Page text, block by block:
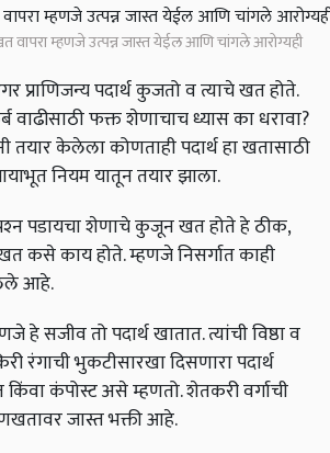
वापरा म्हणजे उत्पन्न जास्त येईल आणि चांगले आरोग्यही
प्राणिजन्य पदार्थ कुजतो व त्याचे खत होते.
वाढीसाठी फक्त शेणाचाच ध्यास का धरावा?
तयार केलेला कोणताही पदार्थ हा खतासाठी
नियम यातून तयार झाला.
पडायचा शेणाचे कुजून खत होते हे ठीक,
कसे काय होते. म्हणजे निसर्गात काही
आहे.
हे सजीव तो पदार्थ खातात. त्यांची विष्ठा व
रंगाची भुकटीसारखा दिसणारा पदार्थ
कंपोस्ट असे म्हणतो. शेतकरी वर्गाची
जास्त भक्ती आहे.